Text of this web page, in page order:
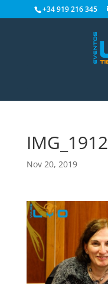
+34 919 216 345
IMG_1912
Nov 20, 2019